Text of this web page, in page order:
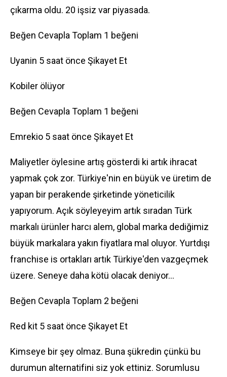
çıkarma oldu. 20 işsiz var piyasada.
Beğen Cevapla Toplam 1 beğeni
Uyanin 5 saat önce Şikayet Et
Kobiler ölüyor
Beğen Cevapla Toplam 1 beğeni
Emrekio 5 saat önce Şikayet Et
Maliyetler öylesine artış gösterdi ki artık ihracat
yapmak çok zor. Türkiye'nin en büyük ve üretim de
yapan bir perakende şirketinde yöneticilik
yapıyorum. Açık söyleyeyim artık sıradan Türk
markalı ürünler harcı alem, global marka dediğimiz
büyük markalara yakın fiyatlara mal oluyor. Yurtdışı
franchise is ortakları artık Türkiye'den vazgeçmek
üzere. Seneye daha kötü olacak deniyor...
Beğen Cevapla Toplam 2 beğeni
Red kit 5 saat önce Şikayet Et
Kimseye bir şey olmaz. Buna şükredin çünkü bu
durumun alternatifini siz yok ettiniz. Sorumlusu